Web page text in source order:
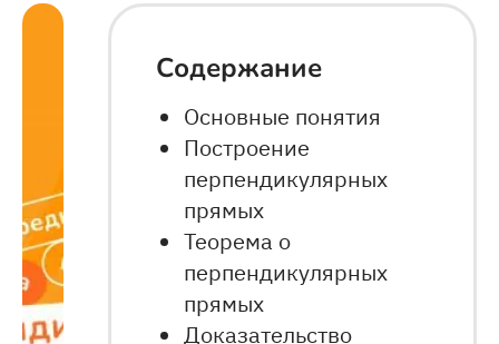
Содержание
Основные понятия
Построение
перпендикулярных
прямых
Теорема о
перпендикулярных
прямых
Доказательство